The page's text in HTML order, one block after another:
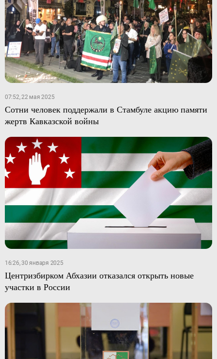
07:52, 22 мая 2025
Сотни человек поддержали в Стамбуле акцию памяти
жертв Кавказской войны
16:26, 30 января 2025
Центризбирком Абхазии отказался открыть новые
участки в России